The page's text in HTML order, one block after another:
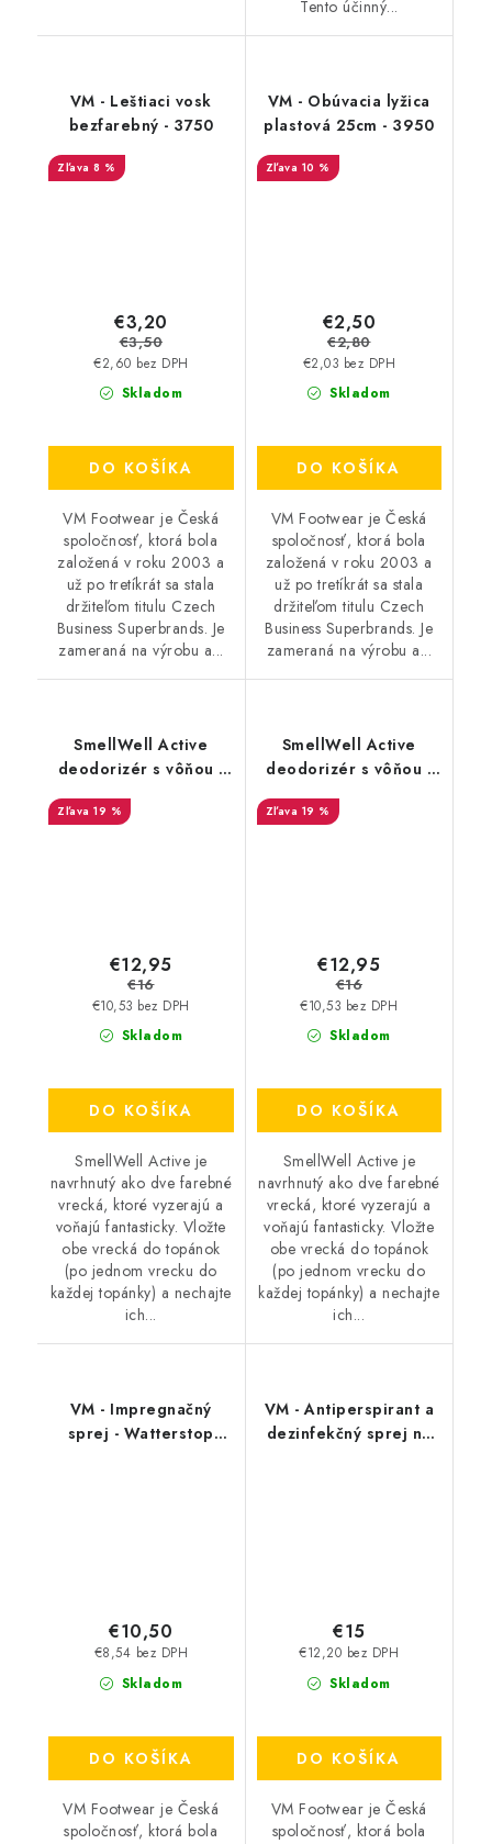
Tento účinný...
VM - Leštiaci vosk
bezfarebný - 3750
8 %
Skladom
€2,60 bez DPH
€3,20
€3,50
DO KOŠÍKA
VM Footwear je Česká
spoločnosť, ktorá bola
založená v roku 2003 a
už po tretíkrát sa stala
držiteľom titulu Czech
Business Superbrands. Je
zameraná na výrobu a...
VM - Obúvacia lyžica
plastová 25cm - 3950
10 %
Skladom
€2,03 bez DPH
€2,50
€2,80
DO KOŠÍKA
VM Footwear je Česká
spoločnosť, ktorá bola
založená v roku 2003 a
už po tretíkrát sa stala
držiteľom titulu Czech
Business Superbrands. Je
zameraná na výrobu a...
SmellWell Active
deodorizér s vôňou -
19 %
Skladom
€10,53 bez DPH
€12,95
€16
DO KOŠÍKA
SmellWell Active je
navrhnutý ako dve farebné
vrecká, ktoré vyzerajú a
voňajú fantasticky. Vložte
obe vrecká do topánok
(po jednom vrecku do
každej topánky) a nechajte
ich...
SmellWell Active
deodorizér s vôňou -
19 %
Skladom
€10,53 bez DPH
€12,95
€16
DO KOŠÍKA
SmellWell Active je
navrhnutý ako dve farebné
vrecká, ktoré vyzerajú a
voňajú fantasticky. Vložte
obe vrecká do topánok
(po jednom vrecku do
každej topánky) a nechajte
ich...
VM - Impregnačný
sprej - Watterstop
Skladom
€8,54 bez DPH
€10,50
DO KOŠÍKA
VM Footwear je Česká
spoločnosť, ktorá bola
VM - Antiperspirant a
dezinfekčný sprej na
Skladom
€12,20 bez DPH
€15
DO KOŠÍKA
VM Footwear je Česká
spoločnosť, ktorá bola